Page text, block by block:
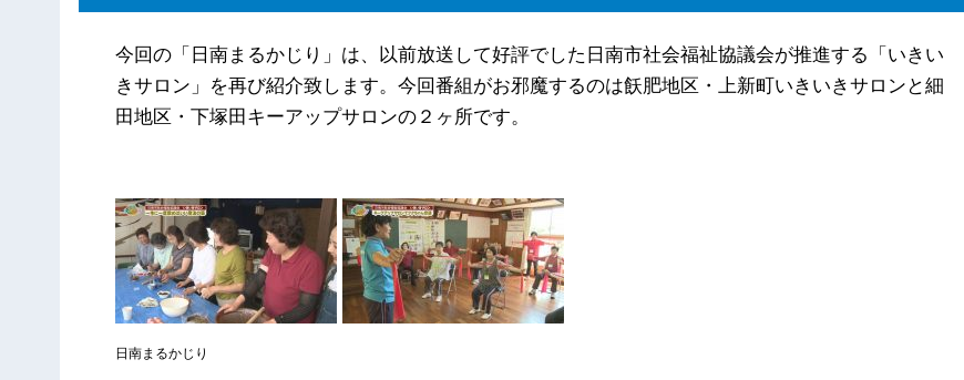
今回の「日南まるかじり」は、以前放送して好評でした日南市社会福祉協議会が推進する「いきい
きサロン」を再び紹介致します。今回番組がお邪魔するのは飫肥地区・上新町いきいきサロンと細
田地区・下塚田キーアップサロンの２ヶ所です。
日南まるかじり